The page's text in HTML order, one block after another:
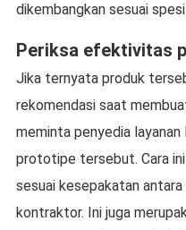
dikembangkan sesuai
Periksa efektivitas
Jika ternyata produk
rekomendasi saat
meminta penyedia
prototipe tersebut. Cara ini
sesuai kesepakatan antara
kontraktor. Ini juga